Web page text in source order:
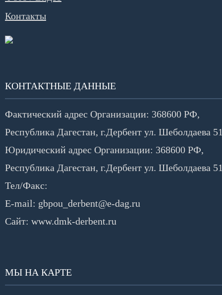
Контакты
КОНТАКТНЫЕ ДАННЫЕ
Фактический адрес Организации: 368600 РФ,
Республика Дагестан, г.Дербент ул. Шеболдаева
Юридический адрес Организации: 368600 РФ,
Республика Дагестан, г.Дербент ул. Шеболдаева
Тел/Факс:
E-mail: gbpou_derbent@e-dag.ru
Сайт: www.dmk-derbent.ru
МЫ НА КАРТЕ